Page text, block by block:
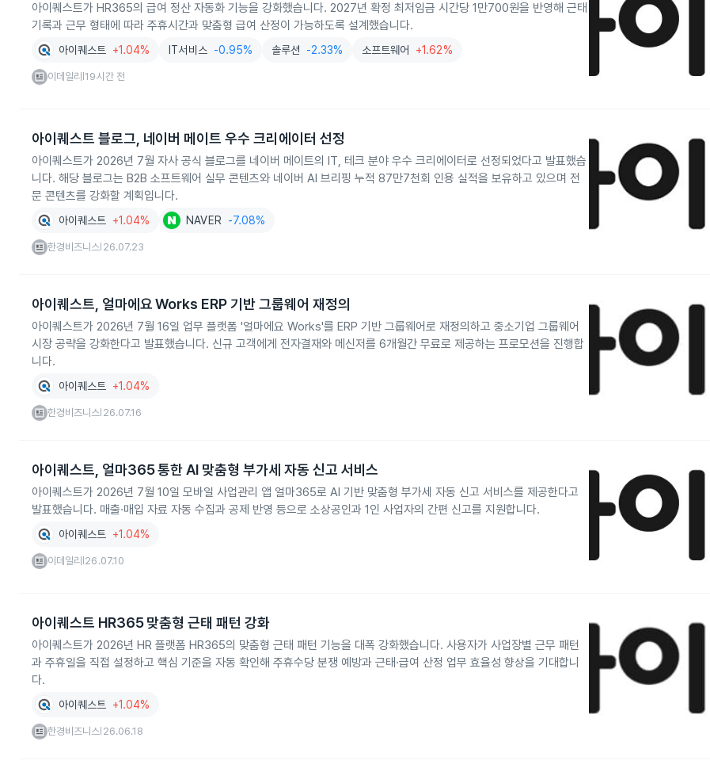
아이퀘스트가 HR365의 급여 정산 자동화 기능을 강화했습니다. 2027년 확정 최저임금 시간당 1만700원을 반영해 근태
기록과 근무 형태에 따라 주휴시간과 맞춤형 급여 산정이 가능하도록 설계했습니다.
아이퀘스트 +1.04% IT서비스 -0.95% 솔루션 -2.33% 소프트웨어 +1.62%
이데일리 |19시간 전
아이퀘스트 블로그, 네이버 메이트 우수 크리에이터 선정
아이퀘스트가 2026년 7월 자사 공식 블로그를 네이버 메이트의 IT, 테크 분야 우수 크리에이터로 선정되었다고 발표했습
니다. 해당 블로그는 B2B 소프트웨어 실무 콘텐츠와 네이버 AI 브리핑 누적 87만7천회 인용 실적을 보유하고 있으며 전
문 콘텐츠를 강화할 계획입니다.
아이퀘스트 +1.04% NAVER -7.08%
한경비즈니스 26.07.23
아이퀘스트, 얼마에요 Works ERP 기반 그룹웨어 재정의
아이퀘스트가 2026년 7월 16일 업무 플랫폼 '얼마에요 Works'를 ERP 기반 그룹웨어로 재정의하고 중소기업 그룹웨어
시장 공략을 강화한다고 발표했습니다. 신규 고객에게 전자결재와 메신저를 6개월간 무료로 제공하는 프로모션을 진행합
니다.
아이퀘스트 +1.04%
한경비즈니스 26.07.16
아이퀘스트, 얼마365 통한 AI 맞춤형 부가세 자동 신고 서비스
아이퀘스트가 2026년 7월 10일 모바일 사업관리 앱 얼마365로 AI 기반 맞춤형 부가세 자동 신고 서비스를 제공한다고
발표했습니다. 매출·매입 자료 자동 수집과 공제 반영 등으로 소상공인과 1인 사업자의 간편 신고를 지원합니다.
아이퀘스트 +1.04%
이데일리 26.07.10
아이퀘스트 HR365 맞춤형 근태 패턴 강화
아이퀘스트가 2026년 HR 플랫폼 HR365의 맞춤형 근태 패턴 기능을 대폭 강화했습니다. 사용자가 사업장별 근무 패턴
과 주휴일을 직접 설정하고 핵심 기준을 자동 확인해 주휴수당 분쟁 예방과 근태·급여 산정 업무 효율성 향상을 기대합니
다.
아이퀘스트 +1.04%
한경비즈니스 26.06.18